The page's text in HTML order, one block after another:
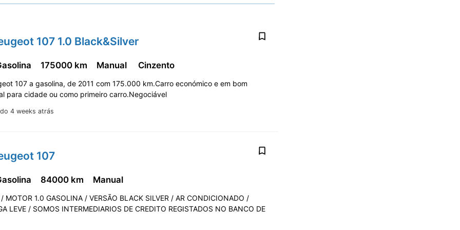
107 1.0 Black&Silver
4 weeks atrás
175000 km Manual Cinzento
107 a gasolina, de 2011 com 175.000 km.Carro económico e em bom
para cidade ou como primeiro carro.Negociável
107
84000 km Manual
MOTOR 1.0 GASOLINA / VERSÃO BLACK SILVER / AR CONDICIONADO /
LEVE / SOMOS INTERMEDIARIOS DE CREDITO REGISTADOS NO BANCO DE